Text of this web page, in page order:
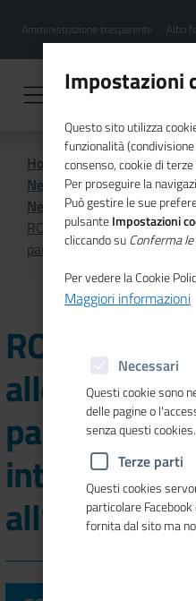
contenuto
Menu
hamburgher
Amministrazione trasparente Albo
Home
Sistema
News dal sistema camerale
News dal sistema
ROMAGNA - Contributi
partecipazione a fiere
ROMAGNA -
alle imprese
all’estero
Impostazioni
Questo sito utilizza
funzionalità
consenso, cookie di
Per proseguire la
Può gestire le sue
pulsanteImpostazioni
cliccando suConferma
Per vedere la Cookie
Maggiori informazioni
Necessari
Questi cookie sono
delle pagine o
senza questi cookies.
Terze parti
Questi cookies
particolare
fornita dal sito ma